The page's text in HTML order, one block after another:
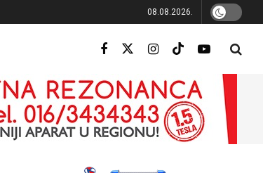
08.08.2026.